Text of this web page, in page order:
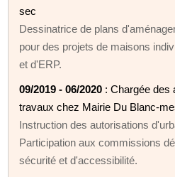
sec
Dessinatrice de plans
pour des projets de maisons
et d'ERP.
09/2019 - 06/2020 : Chargée des
travaux chez Mairie Du Blanc-
Instruction des autorisations
Participation aux commissions
sécurité et d'accessibilité.